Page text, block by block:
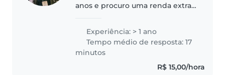
anos e procuro uma renda extra.
crianças e sou muito atenciosa.
Sempre vou dá o meu melhor
para a criança e para os pais..
Experiência: > 1 ano
Tempo médio de resposta: 17
minutos
R$ 15,00/hora